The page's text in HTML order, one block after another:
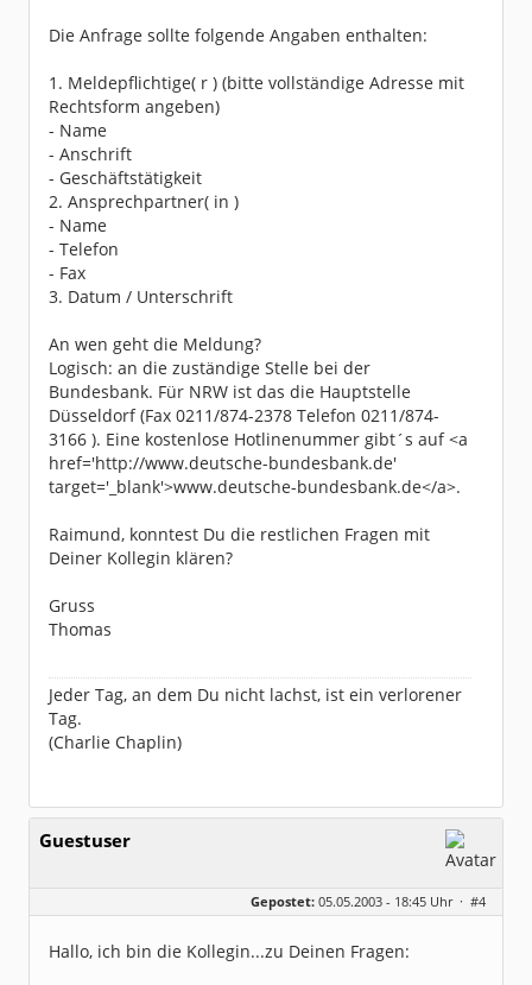
Die Anfrage sollte folgende Angaben enthalten:
1. Meldepflichtige( r ) (bitte vollständige Adresse mit
Rechtsform angeben)
- Name
- Anschrift
- Geschäftstätigkeit
2. Ansprechpartner( in )
- Name
- Telefon
- Fax
3. Datum / Unterschrift
An wen geht die Meldung?
Logisch: an die zuständige Stelle bei der
Bundesbank. Für NRW ist das die Hauptstelle
Düsseldorf (Fax 0211/874-2378 Telefon 0211/874-
3166 ). Eine kostenlose Hotlinenummer gibt´s auf <a
href='http://www.deutsche-bundesbank.de'
target='_blank'>www.deutsche-bundesbank.de</a>.
Raimund, konntest Du die restlichen Fragen mit
Deiner Kollegin klären?
Gruss
Thomas
Jeder Tag, an dem Du nicht lachst, ist ein verlorener
Tag.
(Charlie Chaplin)
Guestuser
Gepostet: 05.05.2003 - 18:45 Uhr · #4
Hallo, ich bin die Kollegin...zu Deinen Fragen: